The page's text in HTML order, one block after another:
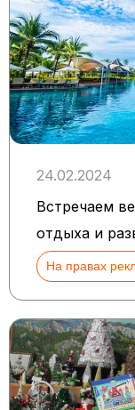
24.02.2024
Встречаем
отдыха и
На правах